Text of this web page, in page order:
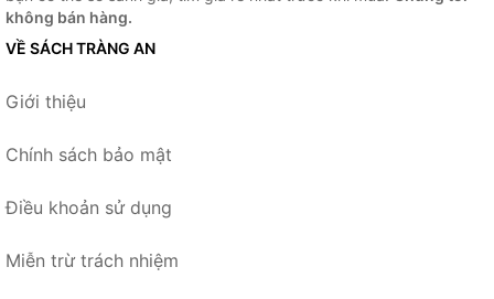
không bán hàng.
VỀ SÁCH TRÀNG AN
Giới thiệu
Chính sách bảo mật
Điều khoản sử dụng
Miễn trừ trách nhiệm